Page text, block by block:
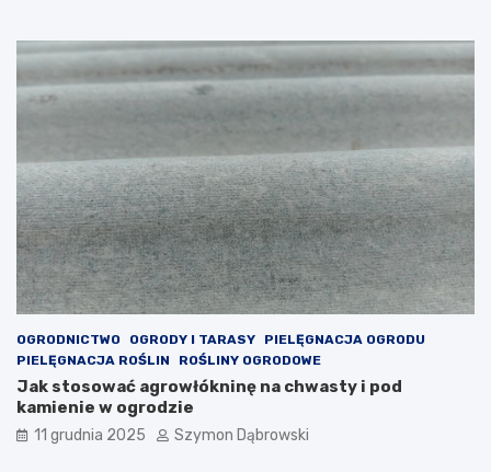
r
e
d
o
d
z
ą
e
l
e
g
a
n
c
j
i
w
OGRODNICTWO OGRODY I TARASY
PIELĘGNACJA OGRODU
PIELĘGNACJA ROŚLIN
ROŚLINY OGRODOWE
Jak stosować agrowłókninę na chwasty i pod
kamienie w ogrodzie
11 grudnia 2025 Szymon Dąbrowski